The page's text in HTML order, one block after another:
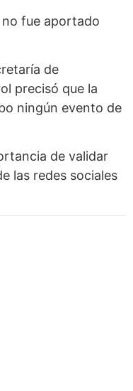
fue aportado
de
precisó que la
ningún evento de
de validar
las redes sociales